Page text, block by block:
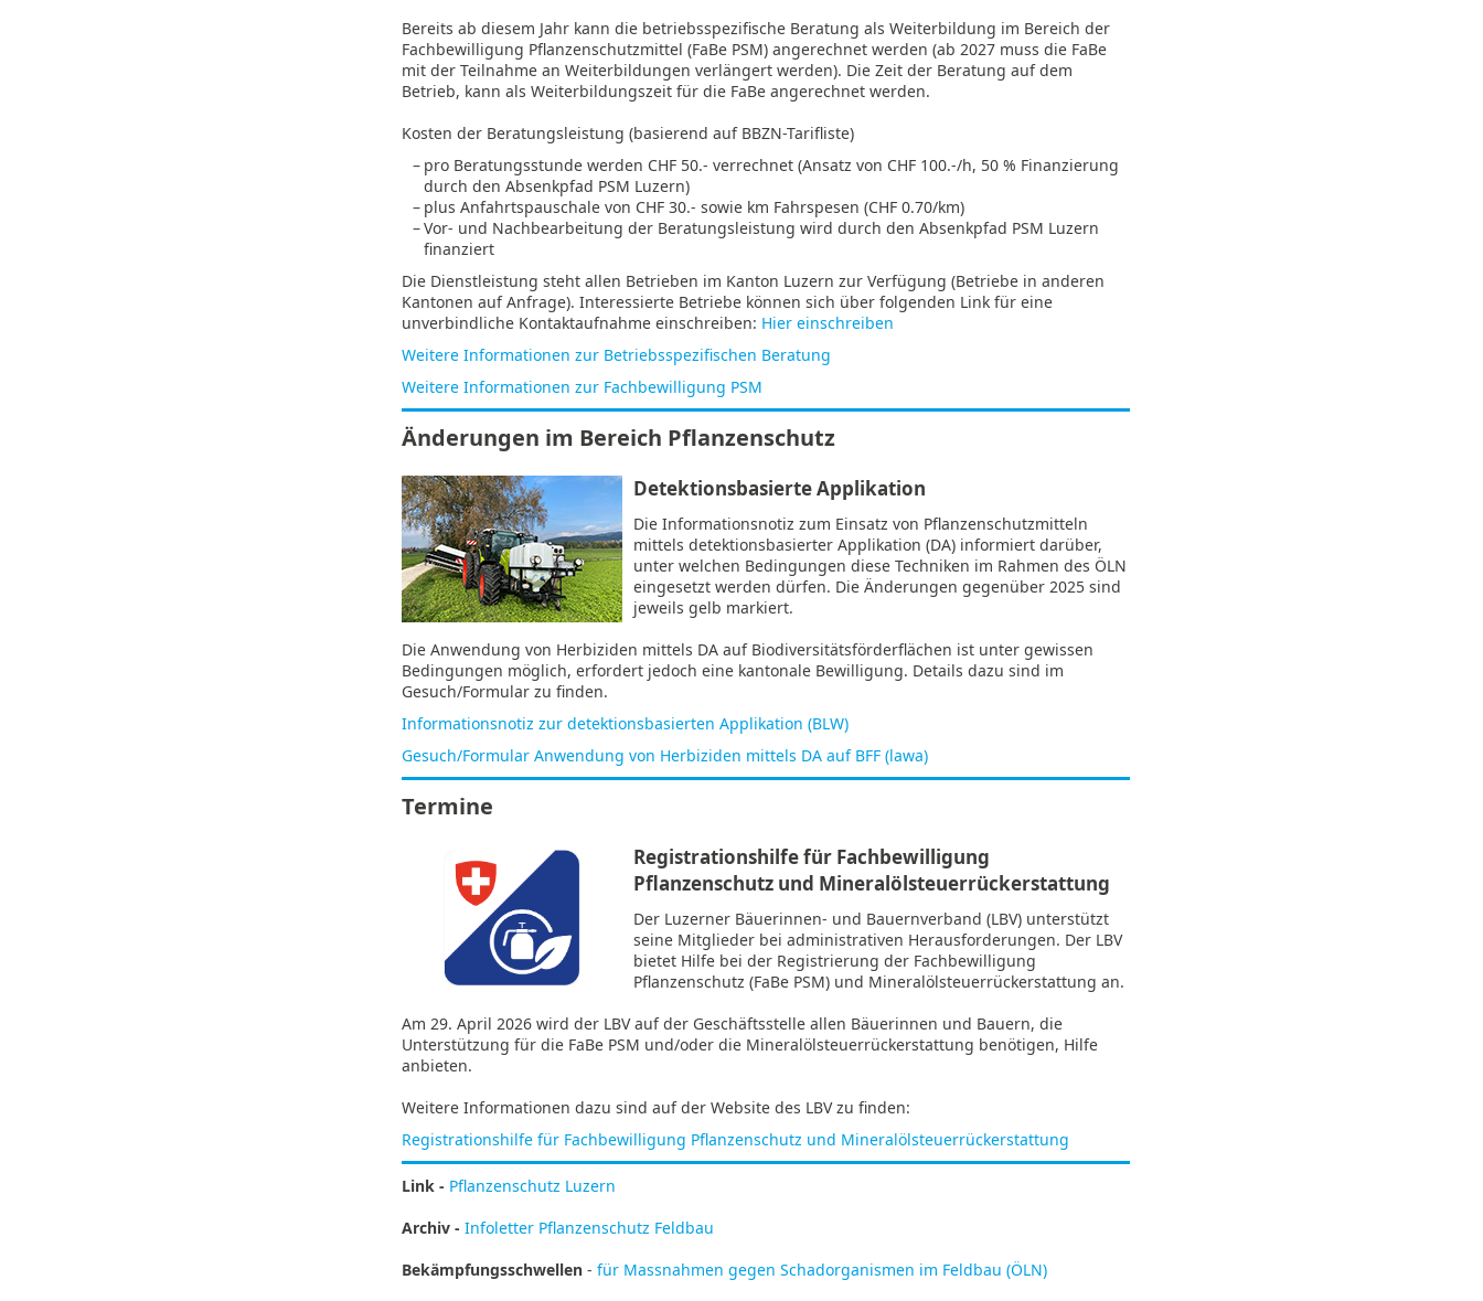
Bereits ab diesem Jahr kann die betriebsspezifische Beratung als Weiterbildung im Bereich der
Fachbewilligung Pflanzenschutzmittel (FaBe PSM) angerechnet werden (ab 2027 muss die FaBe
mit der Teilnahme an Weiterbildungen verlängert werden). Die Zeit der Beratung auf dem
Betrieb, kann als Weiterbildungszeit für die FaBe angerechnet werden.
Kosten der Beratungsleistung (basierend auf BBZN-Tarifliste)
– pro Beratungsstunde werden CHF 50.- verrechnet (Ansatz von CHF 100.-/h, 50 % Finanzierung
durch den Absenkpfad PSM Luzern)
– plus Anfahrtspauschale von CHF 30.- sowie km Fahrspesen (CHF 0.70/km)
–Vor- und Nachbearbeitung der Beratungsleistung wird durch den Absenkpfad PSM Luzern
finanziert
Die Dienstleistung steht allen Betrieben im Kanton Luzern zur Verfügung (Betriebe in anderen
Kantonen auf Anfrage). Interessierte Betriebe können sich über folgenden Link für eine
unverbindliche Kontaktaufnahme einschreiben: Hier einschreiben
Weitere Informationen zur Betriebsspezifischen Beratung
Weitere Informationen zur Fachbewilligung PSM
Änderungen im Bereich Pflanzenschutz
Detektionsbasierte Applikation
Die Informationsnotiz zum Einsatz von Pflanzenschutzmitteln
mittels detektionsbasierter Applikation (DA) informiert darüber,
unter welchen Bedingungen diese Techniken im Rahmen des ÖLN
eingesetzt werden dürfen. Die Änderungen gegenüber 2025 sind
jeweils gelb markiert.
Die Anwendung von Herbiziden mittels DA auf Biodiversitätsförderflächen ist unter gewissen
Bedingungen möglich, erfordert jedoch eine kantonale Bewilligung. Details dazu sind im
Gesuch/Formular zu finden.
Informationsnotiz zur detektionsbasierten Applikation (BLW)
Gesuch/Formular Anwendung von Herbiziden mittels DA auf BFF (lawa)
Termine
Registrationshilfe für Fachbewilligung
Pflanzenschutz und Mineralölsteuerrückerstattung
Der Luzerner Bäuerinnen- und Bauernverband (LBV) unterstützt
seine Mitglieder bei administrativen Herausforderungen. Der LBV
bietet Hilfe bei der Registrierung der Fachbewilligung
Pflanzenschutz (FaBe PSM) und Mineralölsteuerrückerstattung an.
Am 29. April 2026 wird der LBV auf der Geschäftsstelle allen Bäuerinnen und Bauern, die
Unterstützung für die FaBe PSM und/oder die Mineralölsteuerrückerstattung benötigen, Hilfe
anbieten.
Weitere Informationen dazu sind auf der Website des LBV zu finden:
Registrationshilfe für Fachbewilligung Pflanzenschutz und Mineralölsteuerrückerstattung
Link - Pflanzenschutz Luzern
Archiv - Infoletter Pflanzenschutz Feldbau
Bekämpfungsschwellen - für Massnahmen gegen Schadorganismen im Feldbau (ÖLN)